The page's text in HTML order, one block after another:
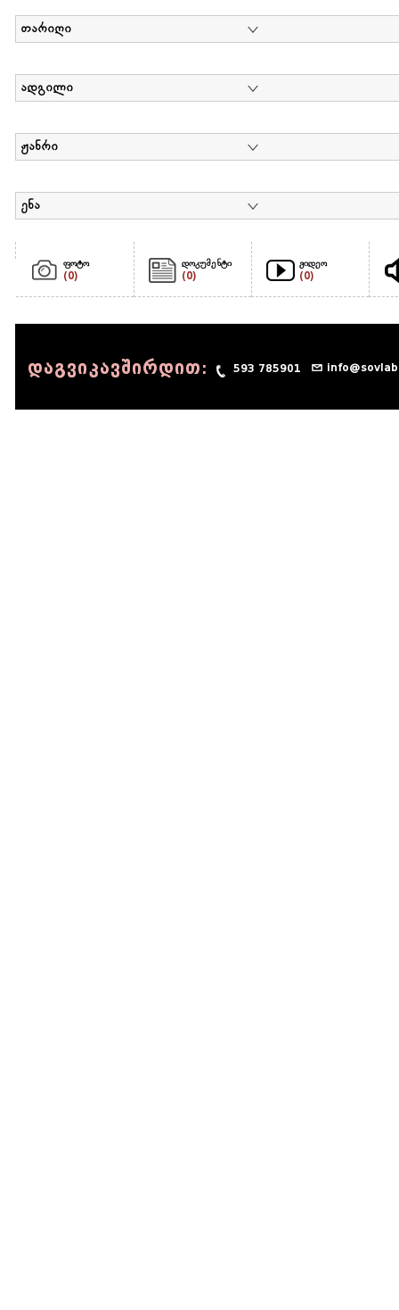
თარიღი
ადგილი
ჟანრი
ენა
ფოტო
(0)
დოკუმენტი
(0)
ვიდეო
(0)
დაგვიკავშირდით: 593 785901